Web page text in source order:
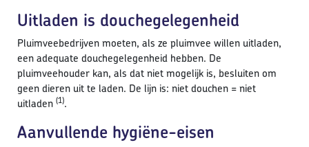
Uitladen is douchegelegenheid
Pluimveebedrijven moeten, als ze pluimvee willen uitladen,
een adequate douchegelegenheid hebben. De
pluimveehouder kan, als dat niet mogelijk is, besluiten om
geen dieren uit te laden. De lijn is: niet douchen = niet
uitladen (1).
Aanvullende hygiëne-eisen